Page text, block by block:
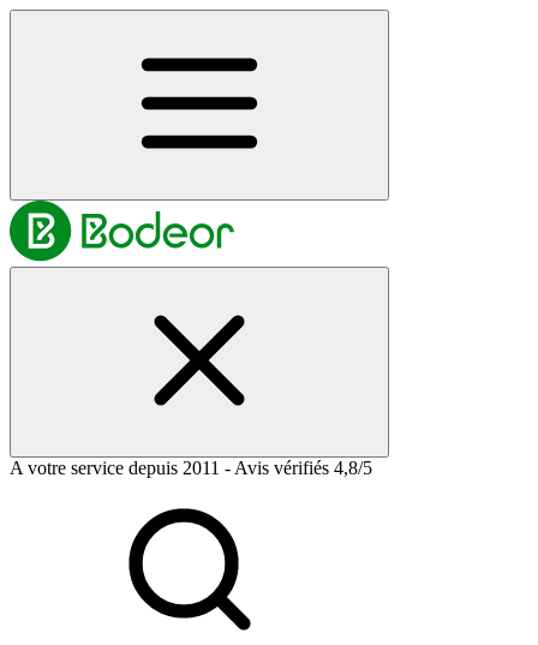
A votre service depuis 2011 - Avis vérifiés 4,8/5